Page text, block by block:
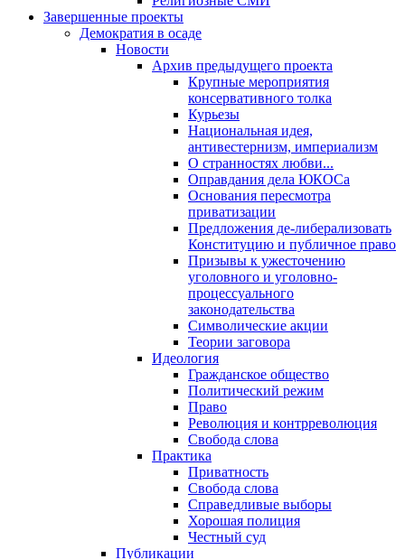
Завершенные проекты
Демократия в осаде
Новости
Архив предыдущего проекта
Крупные мероприятия
консервативного толка
Курьезы
Национальная идея,
антивестернизм, империализм
О странностях любви...
Оправдания дела ЮКОСа
Основания пересмотра
приватизации
Предложения де-либерализовать
Конституцию и публичное право
Призывы к ужесточению
уголовного и уголовно-
процессуального
законодательства
Символические акции
Теории заговора
Идеология
Гражданское общество
Политический режим
Право
Революция и контрреволюция
Свобода слова
Практика
Приватность
Свобода слова
Справедливые выборы
Хорошая полиция
Честный суд
Публикации